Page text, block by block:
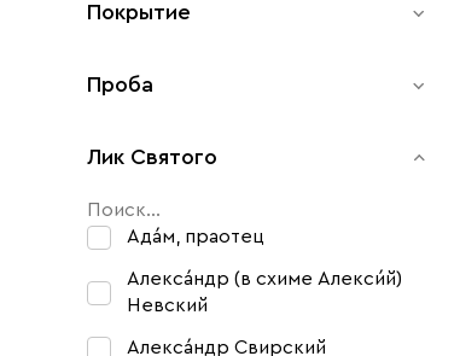
Покрытие
Позолота
Чернение
Эмаль
Проба
Au 585 4
Au 750
Au 750;Ag 925
Лик Святого
Ада́м, праотец
Алекса́ндр (в схиме Алекси́й)
Невский
Алекса́ндр Свирский